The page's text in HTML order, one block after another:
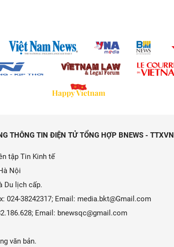
THÔNG TIN ĐIỆN TỬ TỔNG HỢP BNEWS - TTXVN
tập Tin Kinh tế
Nội
Du lịch cấp.
024-38242317; Email: media.bkt@Gmail.com
Email: bnewsqc@gmail.com
văn bản.